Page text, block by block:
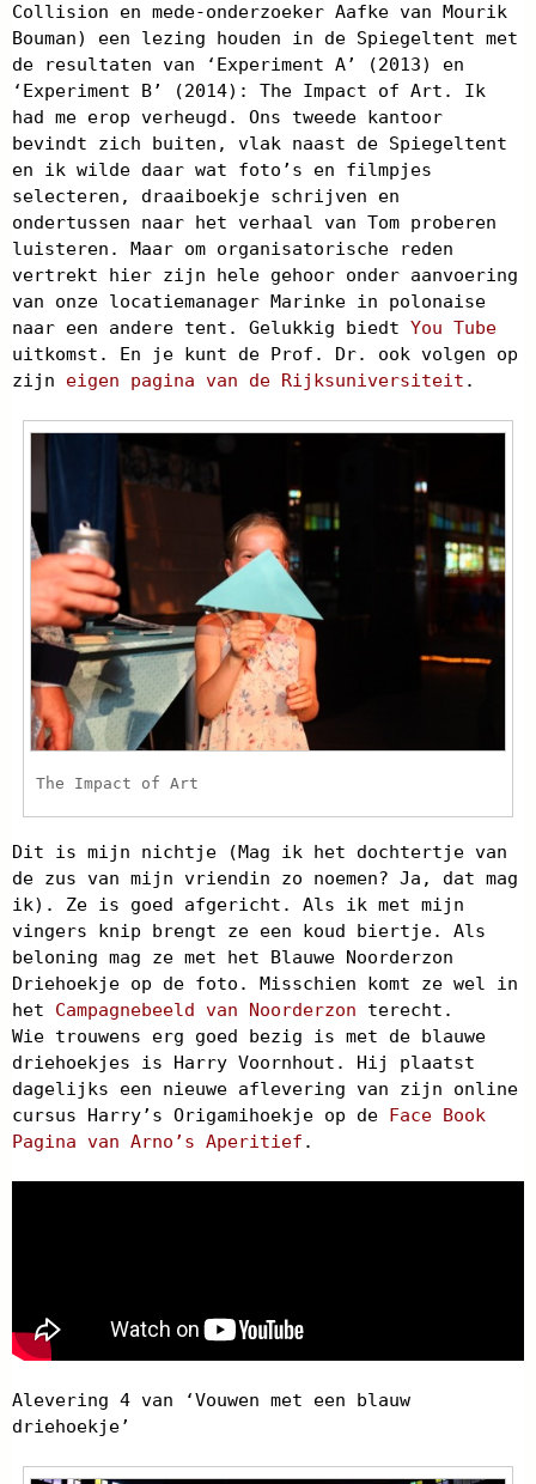
Collision en mede-onderzoeker Aafke van Mourik
Bouman) een lezing houden in de Spiegeltent met
de resultaten van ‘Experiment A’ (2013) en
‘Experiment B’ (2014): The Impact of Art. Ik
had me erop verheugd. Ons tweede kantoor
bevindt zich buiten, vlak naast de Spiegeltent
en ik wilde daar wat foto’s en filmpjes
selecteren, draaiboekje schrijven en
ondertussen naar het verhaal van Tom proberen
luisteren. Maar om organisatorische reden
vertrekt hier zijn hele gehoor onder aanvoering
van onze locatiemanager Marinke in polonaise
naar een andere tent. Gelukkig biedt You Tube
uitkomst. En je kunt de Prof. Dr. ook volgen op
zijn eigen pagina van de Rijksuniversiteit .
The Impact of Art
Dit is mijn nichtje (Mag ik het dochtertje van
de zus van mijn vriendin zo noemen? Ja, dat mag
ik). Ze is goed afgericht. Als ik met mijn
vingers knip brengt ze een koud biertje. Als
beloning mag ze met het Blauwe Noorderzon
Driehoekje op de foto. Misschien komt ze wel in
het Campagnebeeld van Noorderzon terecht.
Wie trouwens erg goed bezig is met de blauwe
driehoekjes is Harry Voornhout. Hij plaatst
dagelijks een nieuwe aflevering van zijn online
cursus Harry’s Origamihoekje op de Face Book
Pagina van Arno’s Aperitief .
Alevering 4 van ‘Vouwen met een blauw
driehoekje’